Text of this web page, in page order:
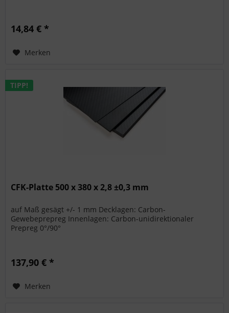
14,84 € *
Merken
TIPP!
CFK-Platte 500 x 380 x 2,8 ±0,3 mm
auf Maß gesägt +/- 1 mm Decklagen: Carbon-
Gewebeprepreg Innenlagen: Carbon-unidirektionaler
Prepreg 0°/90°
137,90 € *
Merken